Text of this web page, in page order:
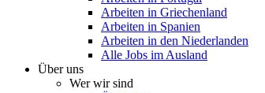
Arbeiten in Griechenland
Arbeiten in Spanien
Arbeiten in den Niederlanden
Alle Jobs im Ausland
Über uns
Wer wir sind